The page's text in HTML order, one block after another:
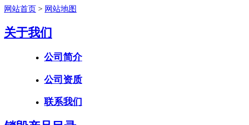
网站首页 > 网站地图
关于我们
公司简介
公司资质
联系我们